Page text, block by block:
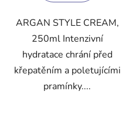
hvězdiček.
ARGAN STYLE CREAM,
250ml Intenzivní
hydratace chrání před
křepatěním a poletujícími
pramínky....